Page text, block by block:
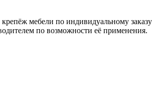
мебели по индивидуальному заказу
по возможности её применения.